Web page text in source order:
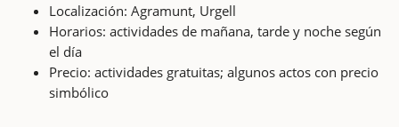
Localización: Agramunt, Urgell
Horarios: actividades de mañana, tarde y noche según
el día
Precio: actividades gratuitas; algunos actos con precio
simbólico